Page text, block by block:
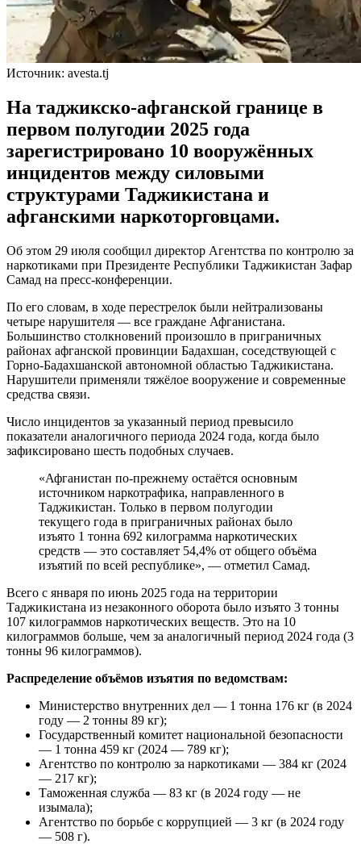
Источник: avesta.tj
На таджикско-афганской границе в
первом полугодии 2025 года
зарегистрировано 10 вооружённых
инцидентов между силовыми
структурами Таджикистана и
афганскими наркоторговцами.
Об этом 29 июля сообщил директор Агентства по контролю за
наркотиками при Президенте Республики Таджикистан Зафар
Самад на пресс-конференции.
По его словам, в ходе перестрелок были нейтрализованы
четыре нарушителя — все граждане Афганистана.
Большинство столкновений произошло в приграничных
районах афганской провинции Бадахшан, соседствующей с
Горно-Бадахшанской автономной областью Таджикистана.
Нарушители применяли тяжёлое вооружение и современные
средства связи.
Число инцидентов за указанный период превысило
показатели аналогичного периода 2024 года, когда было
зафиксировано шесть подобных случаев.
«Афганистан по-прежнему остаётся основным
источником наркотрафика, направленного в
Таджикистан. Только в первом полугодии
текущего года в приграничных районах было
изъято 1 тонна 692 килограмма наркотических
средств — это составляет 54,4% от общего объёма
изъятий по всей республике», — отметил Самад.
Всего с января по июнь 2025 года на территории
Таджикистана из незаконного оборота было изъято 3 тонны
107 килограммов наркотических веществ. Это на 10
килограммов больше, чем за аналогичный период 2024 года (3
тонны 96 килограммов).
Распределение объёмов изъятия по ведомствам:
Министерство внутренних дел — 1 тонна 176 кг (в 2024
году — 2 тонны 89 кг);
Государственный комитет национальной безопасности
— 1 тонна 459 кг (2024 — 789 кг);
Агентство по контролю за наркотиками — 384 кг (2024
— 217 кг);
Таможенная служба — 83 кг (в 2024 году — не
изымала);
Агентство по борьбе с коррупцией — 3 кг (в 2024 году
— 508 г).